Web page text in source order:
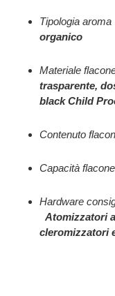
organico
Materiale
trasparente,
black Child
Contenuto
Atomizzatori
cleromizzatori